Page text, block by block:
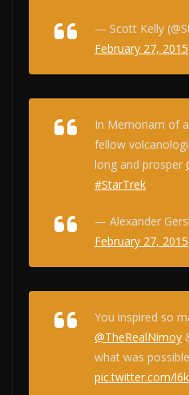
— Scott Kelly
February 27, 2015
In Memoriam of
fellow
long and prosper
#StarTrek
— Alexander
February 27, 2015
You inspired so
@TheRealNimoy
what was
pic.twitter.com/